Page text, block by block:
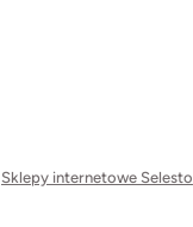
Sklepy internetowe Selesto